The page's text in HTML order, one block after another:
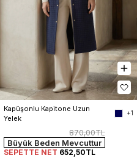
Kapüşonlu Kapitone Uzun
Yelek
+1
870,00TL
Büyük Beden Mevcuttur
SEPETTE NET 652,50TL